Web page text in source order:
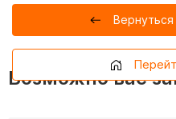
Возможно вас